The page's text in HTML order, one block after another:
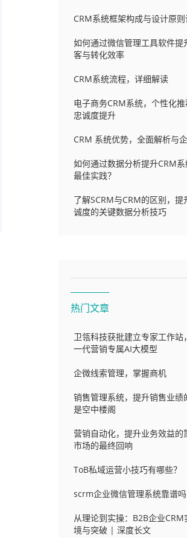
CRM系统框架构成与设计原
如何通过微信管理工具软件提
客与转化效率
CRM系统流程，详细解读
电子商务CRM系统，个性化
忠诚度提升
CRM 系统优势，全面解析与
如何通过数据分析提升CRM
最佳实践？
了解SCRM与CRM的区别，提
诚度的关键数据分析技巧
热门文章
卫瓴科技获批建立专家工作站
一代营销专属AI大模型
企微线索管理，掌握商机
销售管理系统，提升销售业绩
是空中楼阁
营销自动化，提升业务效益的
市场的最终回响
ToB私域运营小技巧有哪些？
scrm企业微信管理系统靠谱吗
从理论到实操：B2B企业CRM
境与突破 | 深度长文